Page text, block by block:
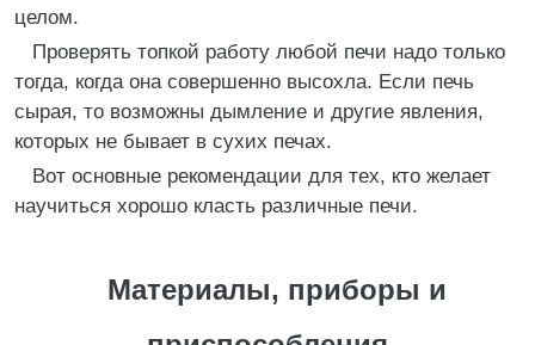
целом.
Проверять топкой работу любой печи надо только
тогда, когда она совершенно высохла. Если печь
сырая, то возможны дымление и другие явления,
которых не бывает в сухих печах.
Вот основные рекомендации для тех, кто желает
научиться хорошо класть различные печи.
Материалы, приборы и